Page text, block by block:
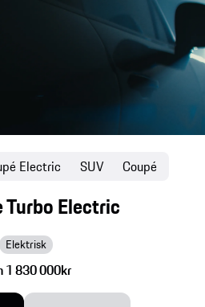
Turbo Electric
Elektrisk
1 830 000kr
Electric SUV Coupé